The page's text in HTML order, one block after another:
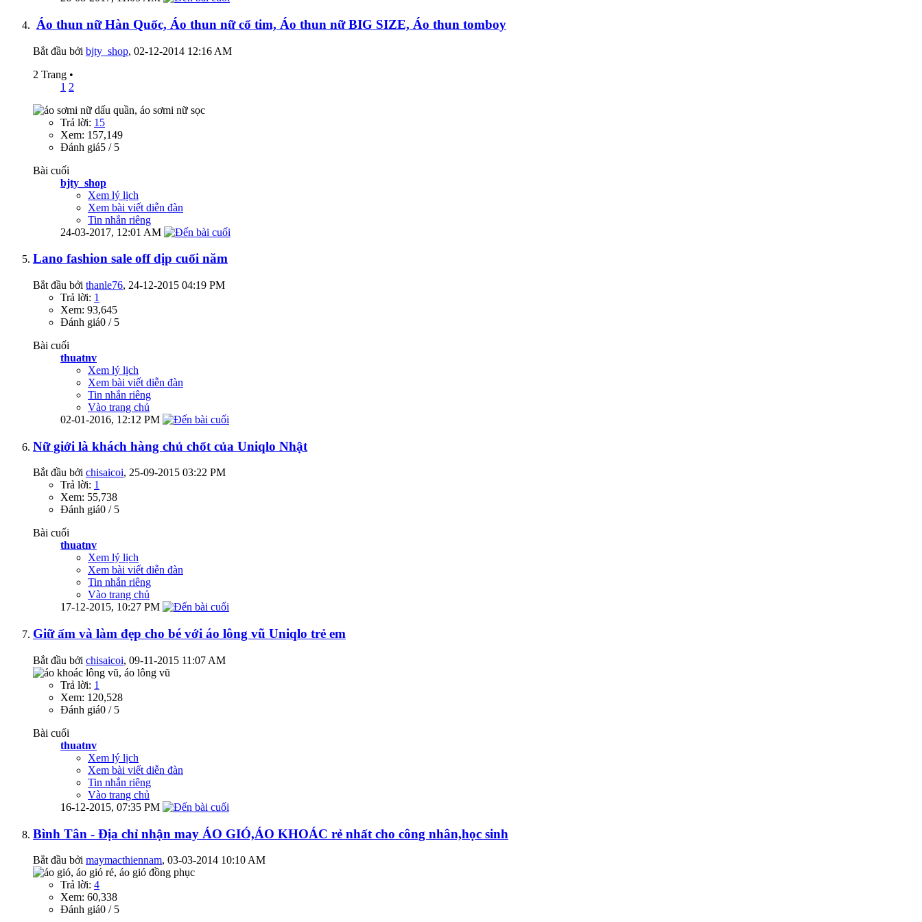
Áo thun nữ Hàn Quốc, Áo thun nữ cổ tim, Áo thun nữ BIG SIZE, Áo thun tomboy
Bắt đầu bởi bjty_shop‎, 02-12-2014 12:16 AM
2 Trang •
1 2
Trả lời: 15
Xem: 157,149
Đánh giá5 / 5
Bài cuối
bjty_shop
Xem lý lịch
Xem bài viết diễn đàn
Tin nhắn riêng
24-03-2017, 12:01 AM
Lano fashion sale off dịp cuối năm
Bắt đầu bởi thanle76‎, 24-12-2015 04:19 PM
Trả lời: 1
Xem: 93,645
Đánh giá0 / 5
Bài cuối
thuatnv
Xem lý lịch
Xem bài viết diễn đàn
Tin nhắn riêng
Vào trang chủ
02-01-2016, 12:12 PM
Nữ giới là khách hàng chủ chốt của Uniqlo Nhật
Bắt đầu bởi chisaicoi‎, 25-09-2015 03:22 PM
Trả lời: 1
Xem: 55,738
Đánh giá0 / 5
Bài cuối
thuatnv
Xem lý lịch
Xem bài viết diễn đàn
Tin nhắn riêng
Vào trang chủ
17-12-2015, 10:27 PM
Giữ ấm và làm đẹp cho bé với áo lông vũ Uniqlo trẻ em
Bắt đầu bởi chisaicoi‎, 09-11-2015 11:07 AM
Trả lời: 1
Xem: 120,528
Đánh giá0 / 5
Bài cuối
thuatnv
Xem lý lịch
Xem bài viết diễn đàn
Tin nhắn riêng
Vào trang chủ
16-12-2015, 07:35 PM
Bình Tân - Địa chỉ nhận may ÁO GIÓ,ÁO KHOÁC rẻ nhất cho công nhân,học sinh
Bắt đầu bởi maymacthiennam‎, 03-03-2014 10:10 AM
Trả lời: 4
Xem: 60,338
Đánh giá0 / 5